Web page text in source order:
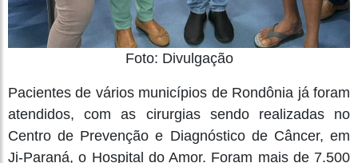
Foto: Divulgação
Pacientes de vários municípios de Rondônia já foram
atendidos, com as cirurgias sendo realizadas no
Centro de Prevenção e Diagnóstico de Câncer, em
Ji-Paraná, o Hospital do Amor. Foram mais de 7.500